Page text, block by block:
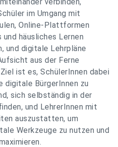
im Umgang mit
Online-Plattformen
häusliches Lernen
und digitale Lehrpläne
aus der Ferne
ist es, SchülerInnen dabei
BürgerInnen zu
sich selbständig in der
und LehrerInnen mit
auszustatten, um
Werkzeuge zu nutzen und